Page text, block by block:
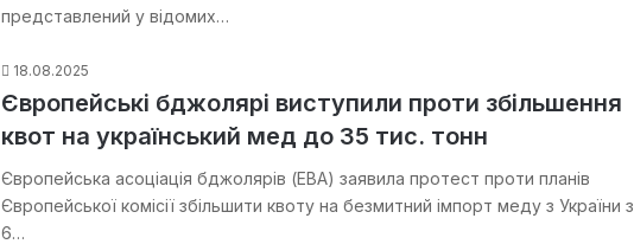
представлений у відомих…
18.08.2025
Європейські бджолярі виступили проти збільшення
квот на український мед до 35 тис. тонн
Європейська асоціація бджолярів (EBA) заявила протест проти планів
Європейської комісії збільшити квоту на безмитний імпорт меду з України з
6…